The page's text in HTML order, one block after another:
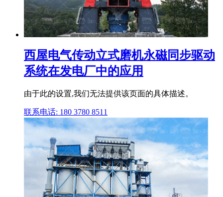
西屋电气传动立式磨机永磁同步驱动
系统在发电厂中的应用
由于此的设置,我们无法提供该页面的具体描述。
联系电话: 180 3780 8511